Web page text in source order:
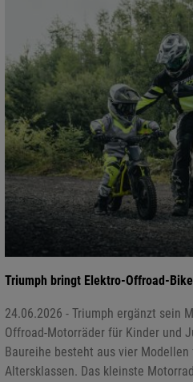
Triumph bringt Elektro-Offroad-
24.06.2026 - Triumph ergänzt sein
Offroad-Motorräder für Kinder und
Baureihe besteht aus vier
Altersklassen. Das kleinste